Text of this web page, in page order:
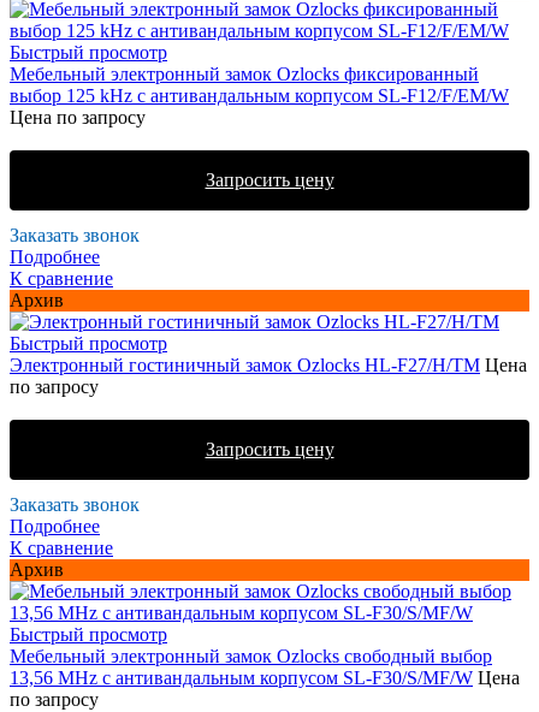
Быстрый просмотр
Мебельный электронный замок Ozlocks фиксированный
выбор 125 kHz с антивандальным корпусом SL-F12/F/EM/W
Цена по запросу
Запросить цену
Заказать звонок
Подробнее
К сравнение
Архив
Быстрый просмотр
Электронный гостиничный замок Ozlocks HL-F27/H/TM Цена
по запросу
Запросить цену
Заказать звонок
Подробнее
К сравнение
Архив
Быстрый просмотр
Мебельный электронный замок Ozlocks свободный выбор
13,56 MHz с антивандальным корпусом SL-F30/S/MF/W Цена
по запросу